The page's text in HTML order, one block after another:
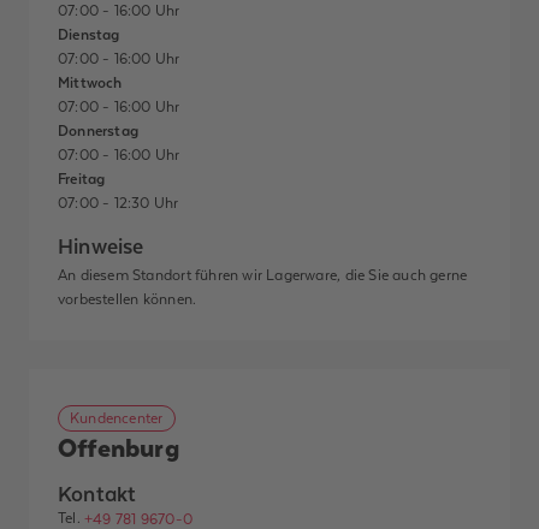
07:00 - 16:00 Uhr
Dienstag
07:00 - 16:00 Uhr
Mittwoch
07:00 - 16:00 Uhr
Donnerstag
07:00 - 16:00 Uhr
Freitag
07:00 - 12:30 Uhr
Hinweise
An diesem Standort führen wir Lagerware, die Sie auch gerne
vorbestellen können.
Kundencenter
Offenburg
Kontakt
Tel.+49 781 9670-0